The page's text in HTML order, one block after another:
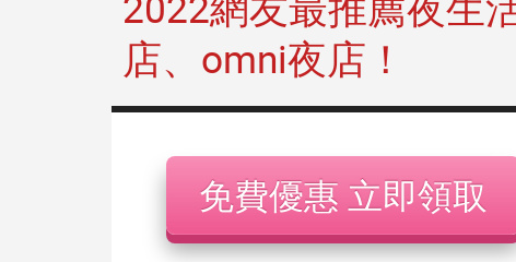
店、omni夜店！
免費優惠 立即領取